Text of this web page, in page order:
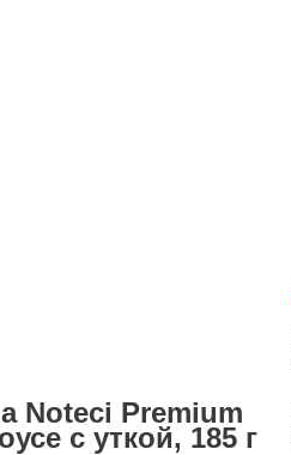
Noteci Premium
с уткой, 185 г